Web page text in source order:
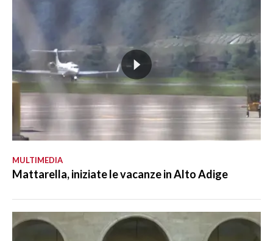
MULTIMEDIA
Mattarella, iniziate le vacanze in Alto Adige